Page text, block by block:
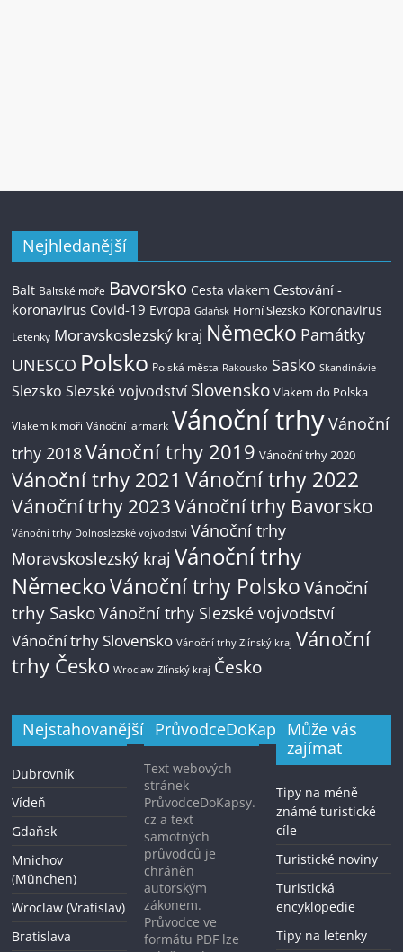
Nejhledanější
Balt Baltské moře Bavorsko Cesta vlakem Cestování -
koronavirus Covid-19 Evropa Gdaňsk Horní Slezsko Koronavirus
Letenky Moravskoslezský kraj Německo Památky
UNESCO Polsko Polská města Rakousko Sasko Skandinávie
Slezsko Slezské vojvodství Slovensko Vlakem do Polska
Vlakem k moři Vánoční jarmark Vánoční trhyVánoční
trhy 2018Vánoční trhy 2019 Vánoční trhy 2020
Vánoční trhy 2021 Vánoční trhy 2022
Vánoční trhy 2023Vánoční trhy Bavorsko
Vánoční trhy Dolnoslezské vojvodství Vánoční trhy
Moravskoslezský kraj Vánoční trhy
NěmeckoVánoční trhy Polsko Vánoční
trhy SaskoVánoční trhy Slezské vojvodství
Vánoční trhy Slovensko Vánoční trhy Zlínský kraj Vánoční
trhy Česko Wroclaw Zlínský kraj Česko
Nejstahovanější
Dubrovník
Vídeň
Gdaňsk
Mnichov
(München)
Wroclaw (Vratislav)
Bratislava
PrůvodceDoKapsy.cz
Text webových
stránek
PrůvodceDoKapsy.
cz a text
samotných
průvodců je
chráněn
autorským
zákonem.
Průvodce ve
formátu PDF lze
Může vás
zajímat
Tipy na méně
známé turistické
cíle
Turistické noviny
Turistická
encyklopedie
Tipy na letenky